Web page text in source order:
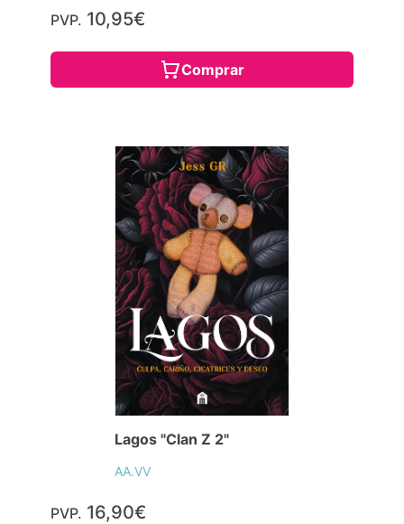
PVP. 10,95€
Comprar
Lagos "Clan Z 2"
AA.VV
PVP. 16,90€